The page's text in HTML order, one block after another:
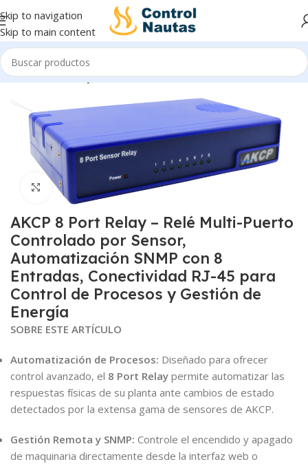
Skip to navigation
Skip to main content
Inicio Sensores y Transmisores
Click to enlarge
AKCP 8 Port Relay – Relé Multi-Puerto
Controlado por Sensor,
Automatización SNMP con 8
Entradas, Conectividad RJ-45 para
Control de Procesos y Gestión de
Energía
SOBRE ESTE ARTÍCULO
Automatización de Procesos: Diseñado para ofrecer
control avanzado, el 8 Port Relay permite automatizar las
respuestas físicas de su planta ante cambios de estado
detectados por la extensa gama de sensores de AKCP.
Gestión Remota y SNMP: Controle el encendido y apagado
de maquinaria directamente desde la interfaz web o